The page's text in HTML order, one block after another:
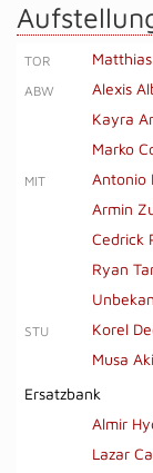
TOR
ABW
Alexis
Kayra
Marko
MIT
Antonio
Armin
Cedrick
Ryan
STU
Korel
Musa
Ersatzbank
Almir
Lazar